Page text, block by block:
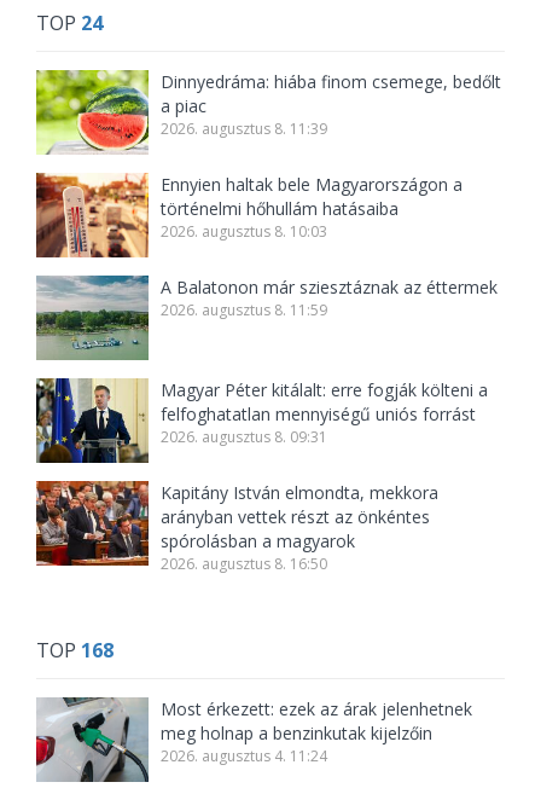
TOP 24
Dinnyedráma: hiába finom csemege, bedőlt
a piac
2026. augusztus 8. 11:39
Ennyien haltak bele Magyarországon a
történelmi hőhullám hatásaiba
2026. augusztus 8. 10:03
A Balatonon már sziesztáznak az éttermek
2026. augusztus 8. 11:59
Magyar Péter kitálalt: erre fogják költeni a
felfoghatatlan mennyiségű uniós forrást
2026. augusztus 8. 09:31
Kapitány István elmondta, mekkora
arányban vettek részt az önkéntes
spórolásban a magyarok
2026. augusztus 8. 16:50
TOP 168
Most érkezett: ezek az árak jelenhetnek
meg holnap a benzinkutak kijelzőin
2026. augusztus 4. 11:24